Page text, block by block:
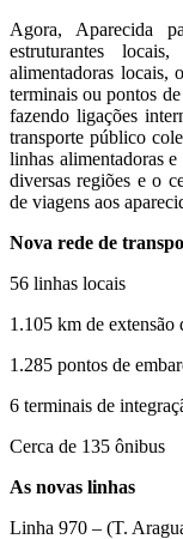
Agora, Aparecida
estruturantes
alimentadoras locais,
terminais ou pontos
fazendo ligações
transporte público
linhas alimentadoras
diversas regiões e o
de viagens aos
Nova rede de
56 linhas locais
1.105 km de extensão
1.285 pontos de
6 terminais de
Cerca de 135 ônibus
As novas linhas
Linha 970 – (T.